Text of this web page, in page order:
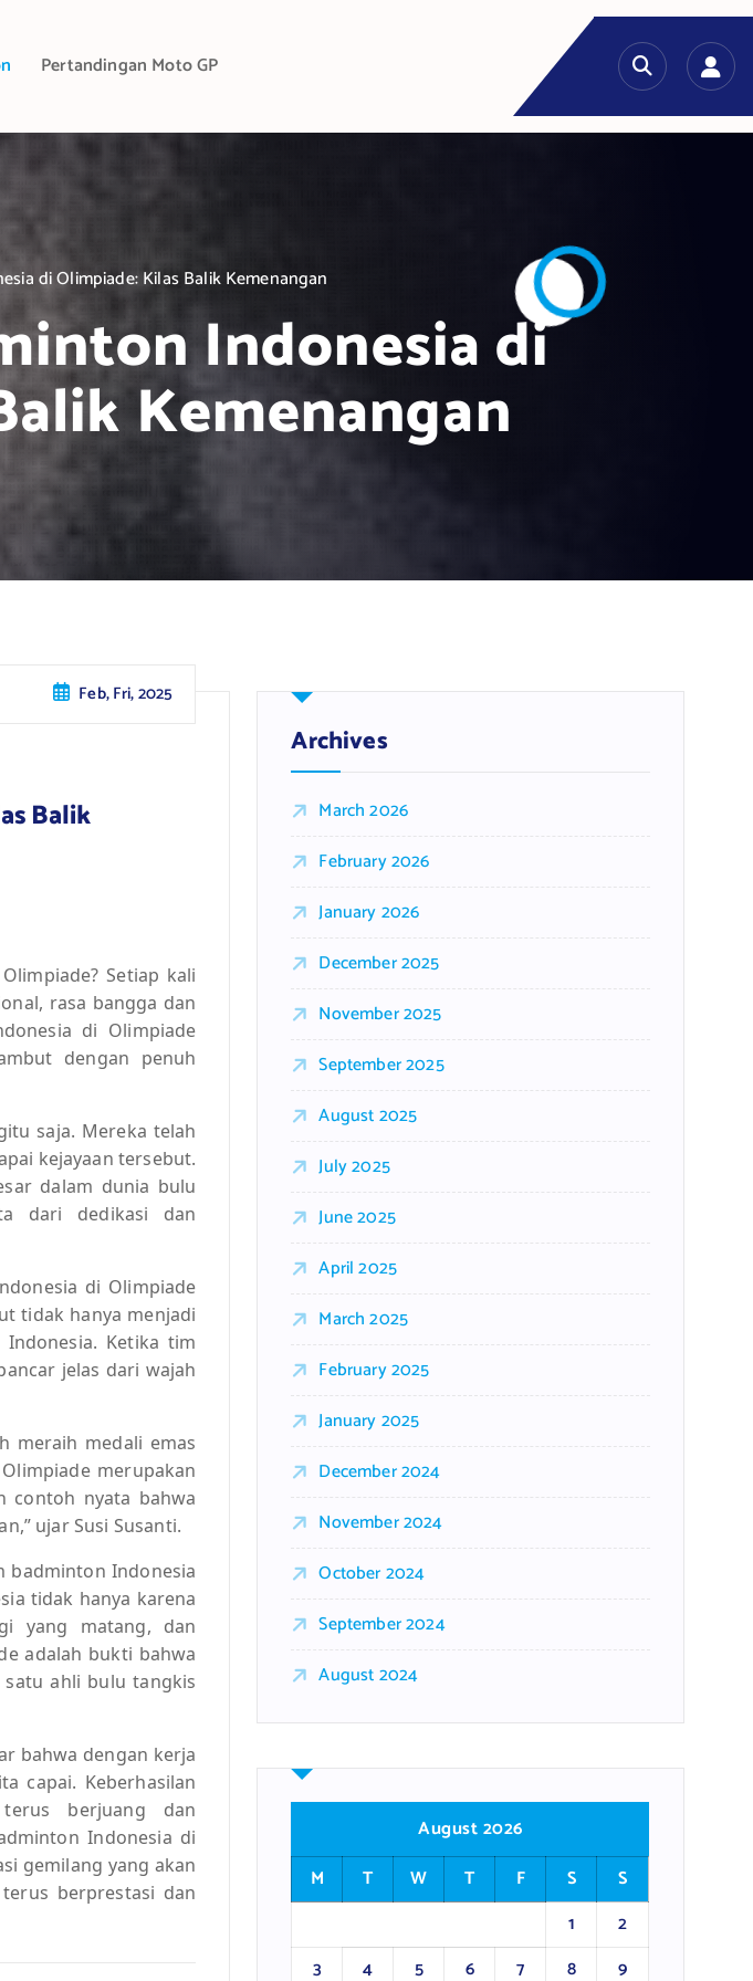
Pertandingan Moto GP
di Olimpiade: Kilas Balik Kemenangan
Indonesia di
Kemenangan
Feb, Fri, 2025
Balik
Setiap kali
rasa bangga dan
di Olimpiade
dengan penuh
saja. Mereka telah
kejayaan tersebut.
dalam dunia bulu
dari dedikasi dan
di Olimpiade
tidak hanya menjadi
Ketika tim
jelas dari wajah
meraih medali emas
merupakan
contoh nyata bahwa
ujar Susi Susanti.
badminton Indonesia
tidak hanya karena
yang matang, dan
adalah bukti bahwa
ahli bulu tangkis
bahwa dengan kerja
capai. Keberhasilan
berjuang dan
Indonesia di
gemilang yang akan
berprestasi dan
Archives
March 2026
February 2026
January 2026
December 2025
November 2025
September 2025
August 2025
July 2025
June 2025
April 2025
March 2025
February 2025
January 2025
December 2024
November 2024
October 2024
September 2024
August 2024
August 2026
M
T W T F S
S
1
2
3
4 5 6 7 8
9